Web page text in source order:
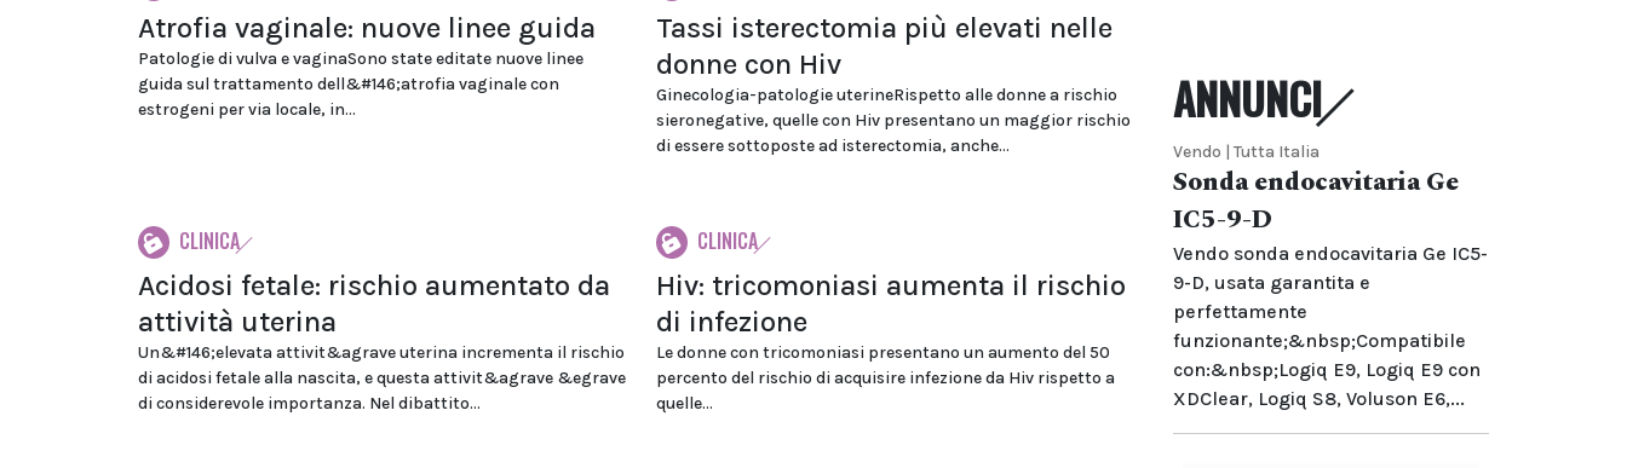
Atrofia vaginale: nuove linee guida
Patologie di vulva e vaginaSono state editate nuove linee
guida sul trattamento dell&#146;atrofia vaginale con
estrogeni per via locale, in...
Tassi isterectomia più elevati nelle
donne con Hiv
Ginecologia-patologie uterineRispetto alle donne a rischio
sieronegative, quelle con Hiv presentano un maggior rischio
di essere sottoposte ad isterectomia, anche...
CLINICA
Acidosi fetale: rischio aumentato da
attività uterina
Un&#146;elevata attivit&agrave uterina incrementa il rischio
di acidosi fetale alla nascita, e questa attivit&agrave &egrave
di considerevole importanza. Nel dibattito...
CLINICA
Hiv: tricomoniasi aumenta il rischio
di infezione
Le donne con tricomoniasi presentano un aumento del 50
percento del rischio di acquisire infezione da Hiv rispetto a
quelle...
ANNUNCI
Vendo | Tutta Italia
Sonda endocavitaria Ge
IC5-9-D
Vendo sonda endocavitaria Ge IC5-
9-D, usata garantita e
perfettamente
funzionante;&nbsp;Compatibile
con:&nbsp;Logiq E9, Logiq E9 con
XDClear, Logiq S8, Voluson E6,...